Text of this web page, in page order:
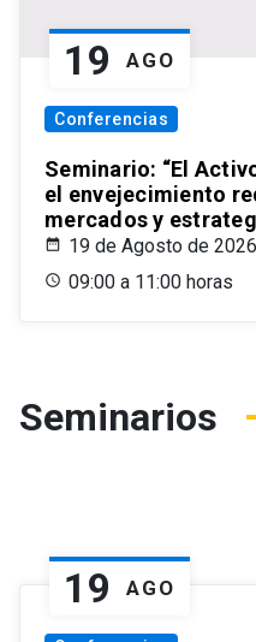
19 AGO
Conferencias
Seminario: “El
el envejecimiento
mercados y
19 de Agosto de 2026
09:00 a 11:00 horas
Seminarios
19 AGO